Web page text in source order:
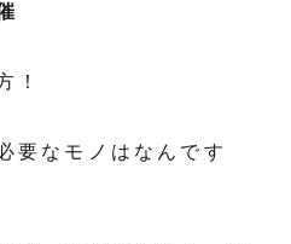
！
要なモノはなんです